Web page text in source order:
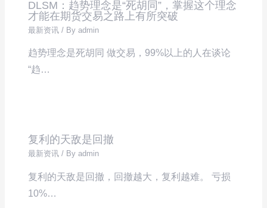
DLSM：趋势理念是“死胡同”，掌握这个理念
才能在期货交易之路上有所突破
最新资讯 / Byadmin
趋势理念是死胡同 做交易，99%以上的人在谈论
“趋…
复利的天敌是回撤
最新资讯 / Byadmin
复利的天敌是回撤，回撤越大，复利越难。 亏损
10%…